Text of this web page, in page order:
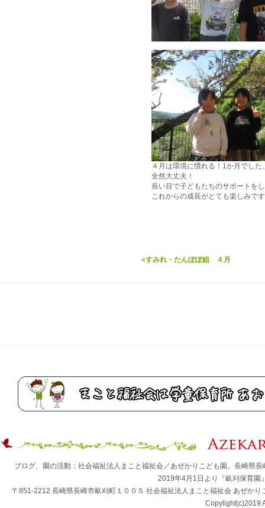
４月は環境に慣れる！ 1か月でした
全然大丈夫！
長い目で子どもたちのサポートを
これからの成長がとても楽しみです
«すみれ・たんぽぽ組 ４月
ブログ、園の活動：社会福祉法人まこと福祉会／あぜかりこども園。長崎
2019年4月1日より『畝刈保育園
〒851-2212 長崎県長崎市畝刈町１００５ 社会福祉法人まこと福祉会 あぜ
Copylight(c)2019